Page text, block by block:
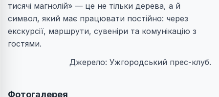
тисячі магнолій» — це не тільки дерева, а й
символ, який має працювати постійно: через
екскурсії, маршрути, сувеніри та комунікацію з
гостями.
Джерело: Ужгородський прес-клуб.
Фотогалерея